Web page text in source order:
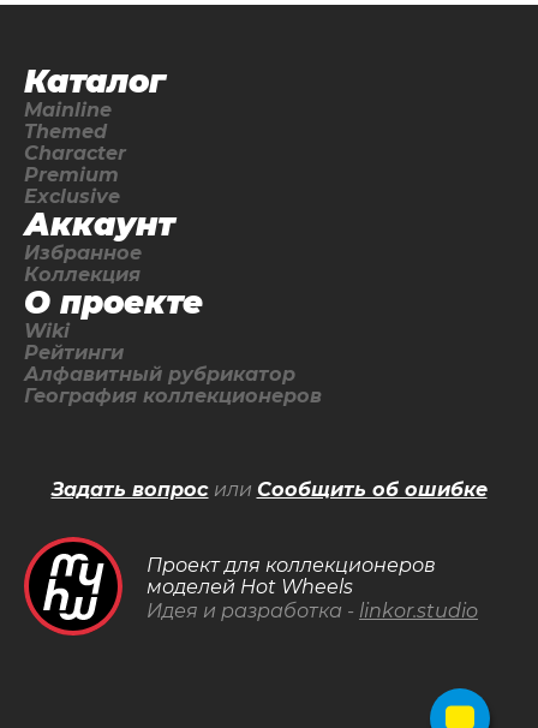
Каталог
Mainline
Themed
Character
Premium
Exclusive
Аккаунт
Избранное
Коллекция
О проекте
Wiki
Рейтинги
Алфавитный рубрикатор
География коллекционеров
Проект для коллекционеров
моделей Hot Wheels
Идея и разработка - linkor.studio
Задать вопросили Сообщить об ошибке